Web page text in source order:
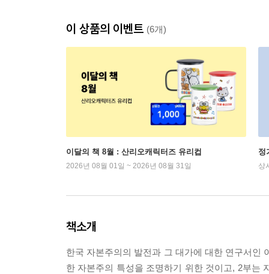
이 상품의 이벤트 (6개)
이달의 책 8월 : 산리오캐릭터즈 유리컵
2026년 08월 01일 ~ 2026년 08월 31일
정
상
책소개
한국 자본주의의 발전과 그 대가에 대한 연구서인
한 자본주의 특성을 조명하기 위한 것이고, 2부는